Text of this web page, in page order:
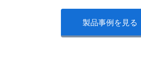
製品事例を見る